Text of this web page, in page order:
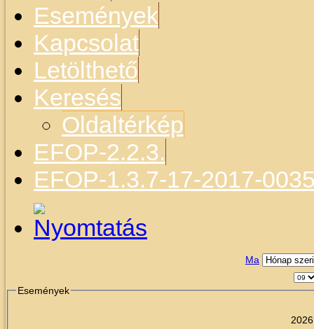
Események
Kapcsolat
Letölthető
Keresés
Oldaltérkép
EFOP-2.2.3.
EFOP-1.3.7-17-2017-
Ma
Események